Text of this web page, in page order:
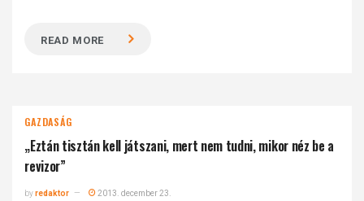
READ MORE
GAZDASÁG
„Eztán tisztán kell játszani, mert nem tudni, mikor néz be a
revizor”
byredaktor 2013. december 23.